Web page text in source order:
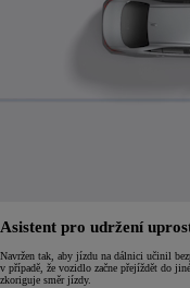
Asistent pro udržení
Navržen tak, aby jízdu na dálnici učinil
v případě, že vozidlo začne přejíždět do
zkoriguje směr jízdy.